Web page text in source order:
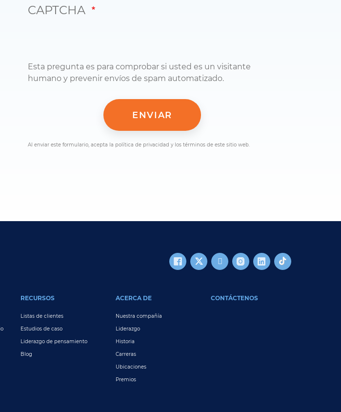
CAPTCHA
Esta pregunta es para comprobar si usted es un visitante
humano y prevenir envíos de spam automatizado.
Al enviar este formulario, acepta la política de privacidad y los términos de este sitio web.
RECURSOS
Listas de clientes
Estudios de caso
Liderazgo de pensamiento
Blog
ACERCA DE
Nuestra compañía
Liderazgo
Historia
Carreras
Ubicaciones
Premios
CONTÁCTENOS